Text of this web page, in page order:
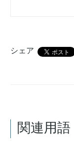
シェア
関連用語